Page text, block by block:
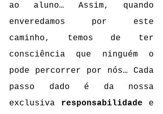
ao aluno… Assim, quando
enveredamos por este
caminho, temos de ter
consciência que ninguém o
pode percorrer por nós… Cada
passo dado é da nossa
exclusiva responsabilidade e